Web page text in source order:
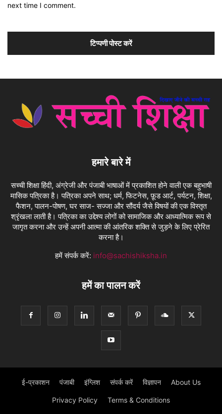
next time I comment.
हमारे बारे में
सच्ची शिक्षा हिंदी, अंग्रेजी और पंजाबी भाषाओं में प्रकाशित होने वाली एक बहुभाषी
मासिक पत्रिका है। पत्रिका अपने साथ; धर्म, फिटनेस, फ़ूड आर्ट, पर्यटन, शिक्षा,
फैशन, पालन-पोषण, घर साज- सज्जा और सौंदर्य जैसे विषयों की एक विस्तृत
श्रृंखला लाती है। पत्रिका का उद्देश्य लोगों को सामाजिक और आध्यात्मिक रूप से
जागृत करना और उन्हें अपनी आत्मा की आंतरिक शक्ति से जुड़ने के लिए प्रेरित
करना है।
हमें संपर्क करें: info@sachishiksha.in
हमें का पालन करें
ई-प्रकाशन पंजाबी इंग्लिश संपर्क करें विज्ञापन About Us
Privacy Policy Terms & Conditions